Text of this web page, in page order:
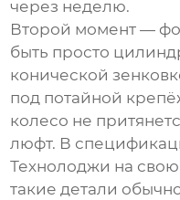
через неделю.
Второй момент —
быть просто
конической
под потайной
колесо не
люфт. В
Технолоджи на
такие детали